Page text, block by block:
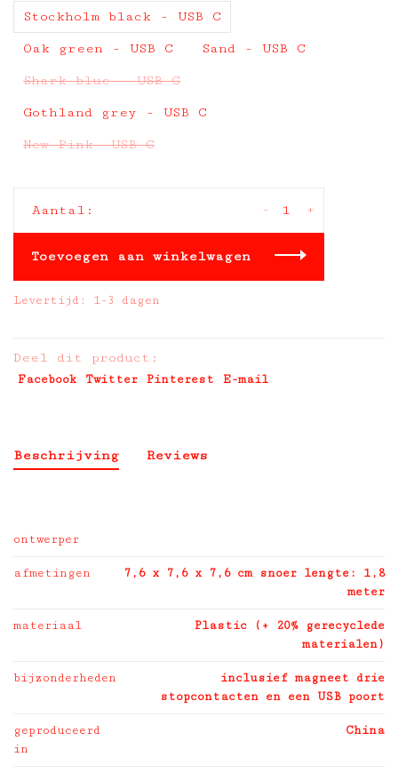
Stockholm black - USB C
Oak green - USB C Sand - USB C
Shark blue - USB C
Gothland grey - USB C
New Pink- USB C
Aantal: +
-
Toevoegen aan winkelwagen
Levertijd: 1-3 dagen
Deel dit product:
Facebook Twitter Pinterest E-mail
Beschrijving Reviews
ontwerper
afmetingen
7,6 x 7,6 x 7,6 cm snoer lengte: 1,8
meter
materiaal
Plastic (+ 20% gerecyclede
materialen)
bijzonderheden
inclusief magneet drie
stopcontacten en een USB poort
geproduceerd
in
China